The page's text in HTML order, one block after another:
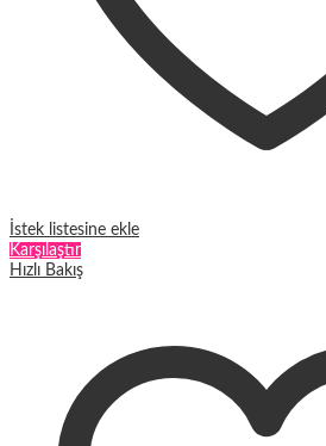
İstek listesine ekle
Karşılaştır
Hızlı Bakış